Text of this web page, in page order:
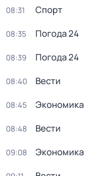
08:31 Спорт
08:35 Погода 24
08:39 Погода 24
08:40 Вести
08:45 Экономика
08:48 Вести
09:08 Экономика